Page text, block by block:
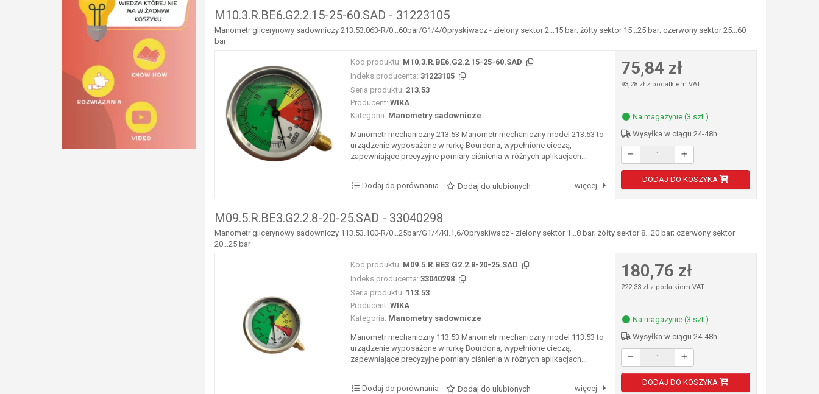
M10.3.R.BE6.G2.2.15-25-60.SAD - 31223105
Manometr glicerynowy sadowniczy 213.53.063-R/0...60bar/G1/4/Opryskiwacz - zielony sektor 2...15 bar; żółty sektor 15...25 bar; czerwony sektor 25...60
bar
Kod produktu: M10.3.R.BE6.G2.2.15-25-60.SAD
Indeks producenta: 31223105
Seria produktu: 213.53
Producent: WIKA
Kategoria: Manometry sadownicze
Manometr mechaniczny 213.53 Manometr mechaniczny model 213.53 to
urządzenie wyposażone w rurkę Bourdona, wypełnione cieczą,
zapewniające precyzyjne pomiary ciśnienia w różnych aplikacjach...
Dodaj do porównania Dodaj do ulubionych więcej
75,84 zł
93,28 zł z podatkiem VAT
Na magazynie (3 szt.)
Wysyłka w ciągu 24-48h
DODAJ DO KOSZYKA
M09.5.R.BE3.G2.2.8-20-25.SAD - 33040298
Manometr glicerynowy sadowniczy 113.53.100-R/0...25bar/G1/4/Kl.1,6/Opryskiwacz - zielony sektor 1...8 bar; żółty sektor 8...20 bar; czerwony sektor
20...25 bar
Kod produktu: M09.5.R.BE3.G2.2.8-20-25.SAD
Indeks producenta: 33040298
Seria produktu: 113.53
Producent: WIKA
Kategoria: Manometry sadownicze
Manometr mechaniczny 113.53 Manometr mechaniczny model 113.53 to
urządzenie wyposażone w rurkę Bourdona, wypełnione cieczą,
zapewniające precyzyjne pomiary ciśnienia w różnych aplikacjach...
Dodaj do porównania Dodaj do ulubionych więcej
180,76 zł
222,33 zł z podatkiem VAT
Na magazynie (3 szt.)
Wysyłka w ciągu 24-48h
DODAJ DO KOSZYKA